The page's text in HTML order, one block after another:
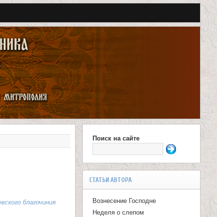
благочиния
Ф
о
р
м
а
Поиск на сайте
СТАТЬИ АВТОРА
Вознесение Господне
Неделя о слепом